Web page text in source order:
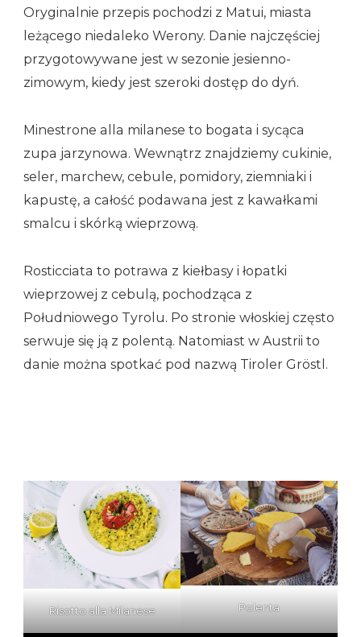
Oryginalnie przepis pochodzi z Matui, miasta
leżącego niedaleko Werony. Danie najczęściej
przygotowywane jest w sezonie jesienno-
zimowym, kiedy jest szeroki dostęp do dyń.
Minestrone alla milanese to bogata i sycąca
zupa jarzynowa. Wewnątrz znajdziemy cukinie,
seler, marchew, cebule, pomidory, ziemniaki i
kapustę, a całość podawana jest z kawałkami
smalcu i skórką wieprzową.
Rosticciata to potrawa z kiełbasy i łopatki
wieprzowej z cebulą, pochodząca z
Południowego Tyrolu. Po stronie włoskiej często
serwuje się ją z polentą. Natomiast w Austrii to
danie można spotkać pod nazwą Tiroler Gröstl.
Risotto alla Milanese Polenta